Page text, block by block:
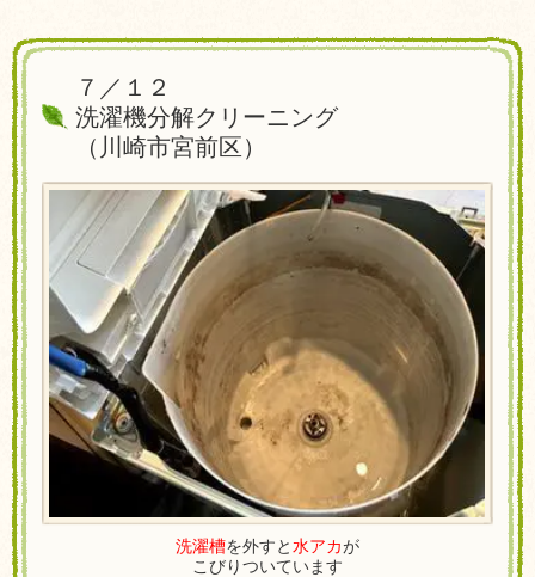
７／１２
洗濯機分解クリーニング
（ 川崎市宮前区）
洗濯槽を外すと水アカが
こびりついています